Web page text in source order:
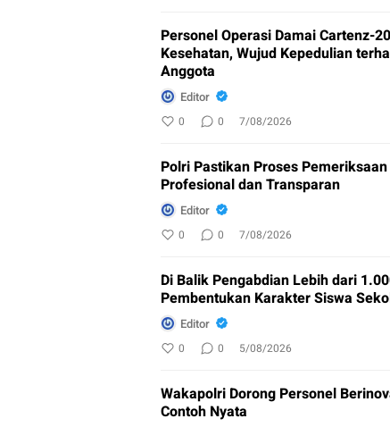
Personel Operasi Damai Cartenz-
Kesehatan, Wujud Kepedulian
Anggota
Editor
0 0 7/08/2026
Polri Pastikan Proses
Profesional dan Transparan
Editor
0 0 7/08/2026
Di Balik Pengabdian Lebih dari
Pembentukan Karakter Siswa
Editor
0 0 5/08/2026
Wakapolri Dorong Personel
Contoh Nyata